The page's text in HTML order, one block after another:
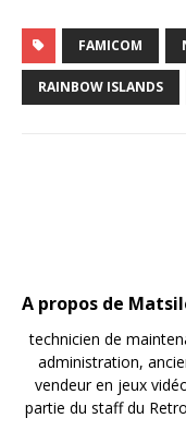
FAMICOM
RAINBOW ISLANDS
A propos de
technicien de
administration,
vendeur en jeux
partie du staff du